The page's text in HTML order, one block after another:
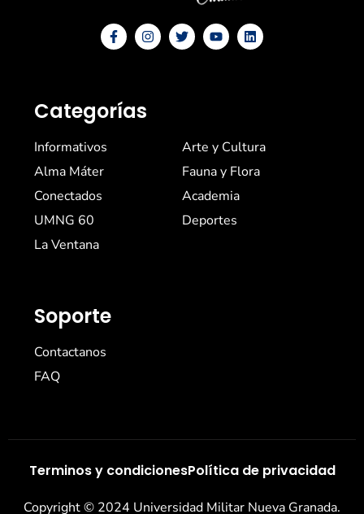
Categorías
Informativos
Alma Máter
Conectados
UMNG 60
La Ventana
Arte y Cultura
Fauna y Flora
Academia
Deportes
Soporte
Contactanos
FAQ
Terminos y condicionesPolítica de privacidad
Copyright © 2024 Universidad Militar Nueva Granada.